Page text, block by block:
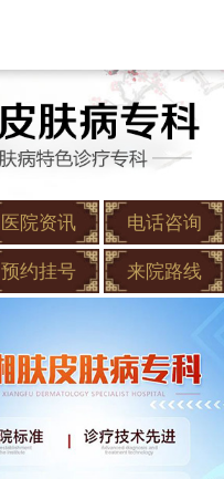
医院资讯 电话咨询
预约挂号 来院路线